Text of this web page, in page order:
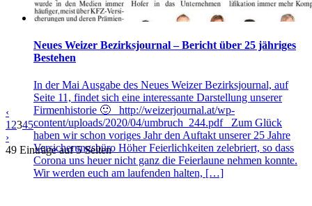
Neues Weizer Bezirksjournal – Bericht über 25 jähriges
Bestehen
In der Mai Ausgabe des Neues Weizer Bezirksjournal, auf
Seite 11, findet sich eine interessante Darstellung unserer
Firmenhistorie 🙂 http://weizerjournal.at/wp-
content/uploads/2020/04/umbruch_244.pdf Zum Glück
haben wir schon voriges Jahr den Auftakt unserer 25 Jahre
Versicherungsbüro Höher Feierlichkeiten zelebriert, so dass
Corona uns heuer nicht ganz die Feierlaune nehmen konnte.
Wir werden euch am laufenden halten, […]
‹
1 2345
›
49 Einträge auf 5 Seiten